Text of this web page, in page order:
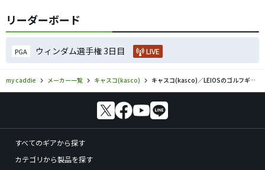
リーダーボード
PGA ウィンダム選手権 3日目 LIVE
my caddie メーカー一覧 キャスコ(kasco) キャスコ(kasco)／LEIOSのゴルフギアの口コミ評価
すべてのギアから探す
カテゴリから製品を探す